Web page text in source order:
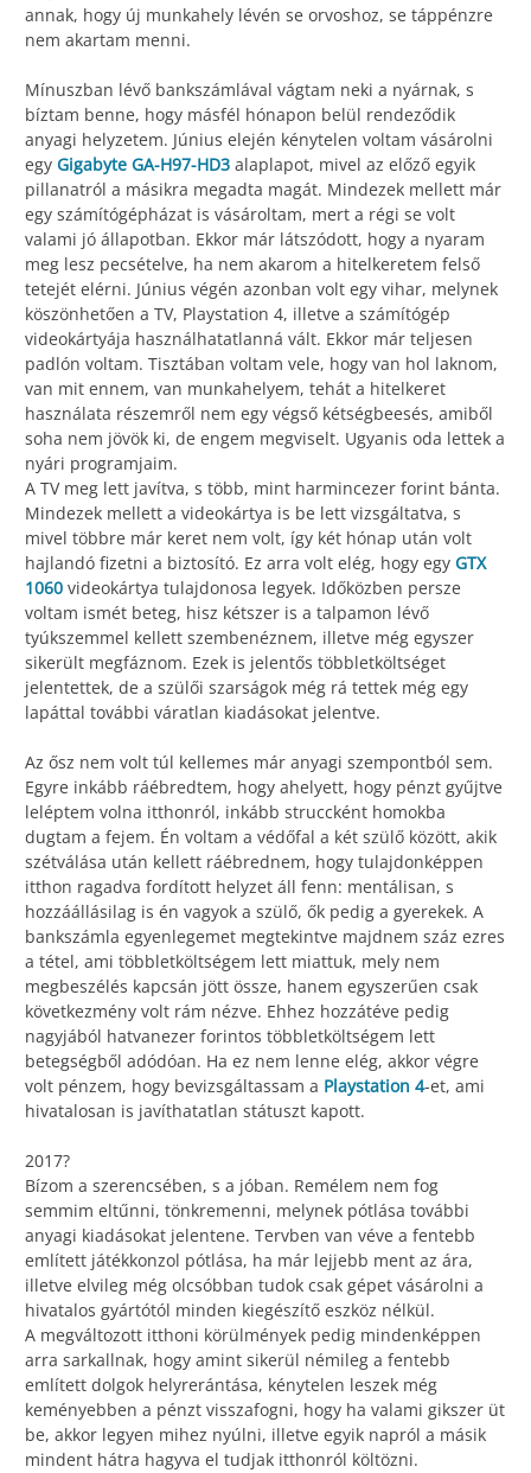
annak, hogy új munkahely lévén se orvoshoz, se táppénzre
nem akartam menni.
Mínuszban lévő bankszámlával vágtam neki a nyárnak, s
bíztam benne, hogy másfél hónapon belül rendeződik
anyagi helyzetem. Június elején kénytelen voltam vásárolni
egy Gigabyte GA-H97-HD3 alaplapot, mivel az előző egyik
pillanatról a másikra megadta magát. Mindezek mellett már
egy számítógépházat is vásároltam, mert a régi se volt
valami jó állapotban. Ekkor már látszódott, hogy a nyaram
meg lesz pecsételve, ha nem akarom a hitelkeretem felső
tetejét elérni. Június végén azonban volt egy vihar, melynek
köszönhetően a TV, Playstation 4, illetve a számítógép
videokártyája használhatatlanná vált. Ekkor már teljesen
padlón voltam. Tisztában voltam vele, hogy van hol laknom,
van mit ennem, van munkahelyem, tehát a hitelkeret
használata részemről nem egy végső kétségbeesés, amiből
soha nem jövök ki, de engem megviselt. Ugyanis oda lettek a
nyári programjaim.
A TV meg lett javítva, s több, mint harmincezer forint bánta.
Mindezek mellett a videokártya is be lett vizsgáltatva, s
mivel többre már keret nem volt, így két hónap után volt
hajlandó fizetni a biztosító. Ez arra volt elég, hogy egy GTX
1060 videokártya tulajdonosa legyek. Időközben persze
voltam ismét beteg, hisz kétszer is a talpamon lévő
tyúkszemmel kellett szembenéznem, illetve még egyszer
sikerült megfáznom. Ezek is jelentős többletköltséget
jelentettek, de a szülői szarságok még rá tettek még egy
lapáttal további váratlan kiadásokat jelentve.
Az ősz nem volt túl kellemes már anyagi szempontból sem.
Egyre inkább ráébredtem, hogy ahelyett, hogy pénzt gyűjtve
leléptem volna itthonról, inkább struccként homokba
dugtam a fejem. Én voltam a védőfal a két szülő között, akik
szétválása után kellett ráébrednem, hogy tulajdonképpen
itthon ragadva fordított helyzet áll fenn: mentálisan, s
hozzáállásilag is én vagyok a szülő, ők pedig a gyerekek. A
bankszámla egyenlegemet megtekintve majdnem száz ezres
a tétel, ami többletköltségem lett miattuk, mely nem
megbeszélés kapcsán jött össze, hanem egyszerűen csak
következmény volt rám nézve. Ehhez hozzátéve pedig
nagyjából hatvanezer forintos többletköltségem lett
betegségből adódóan. Ha ez nem lenne elég, akkor végre
volt pénzem, hogy bevizsgáltassam a Playstation 4-et, ami
hivatalosan is javíthatatlan státuszt kapott.
2017?
Bízom a szerencsében, s a jóban. Remélem nem fog
semmim eltűnni, tönkremenni, melynek pótlása további
anyagi kiadásokat jelentene. Tervben van véve a fentebb
említett játékkonzol pótlása, ha már lejjebb ment az ára,
illetve elvileg még olcsóbban tudok csak gépet vásárolni a
hivatalos gyártótól minden kiegészítő eszköz nélkül.
A megváltozott itthoni körülmények pedig mindenképpen
arra sarkallnak, hogy amint sikerül némileg a fentebb
említett dolgok helyrerántása, kénytelen leszek még
keményebben a pénzt visszafogni, hogy ha valami gikszer üt
be, akkor legyen mihez nyúlni, illetve egyik napról a másik
mindent hátra hagyva el tudjak itthonról költözni.